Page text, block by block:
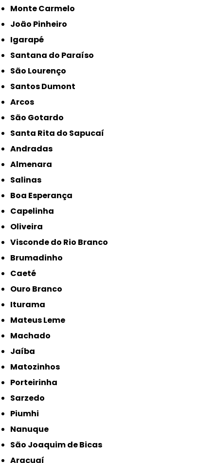
Monte Carmelo
João Pinheiro
Igarapé
Santana do Paraíso
São Lourenço
Santos Dumont
Arcos
São Gotardo
Santa Rita do Sapucaí
Andradas
Almenara
Salinas
Boa Esperança
Capelinha
Oliveira
Visconde do Rio Branco
Brumadinho
Caeté
Ouro Branco
Iturama
Mateus Leme
Machado
Jaíba
Matozinhos
Porteirinha
Sarzedo
Piumhi
Nanuque
São Joaquim de Bicas
Araçuaí